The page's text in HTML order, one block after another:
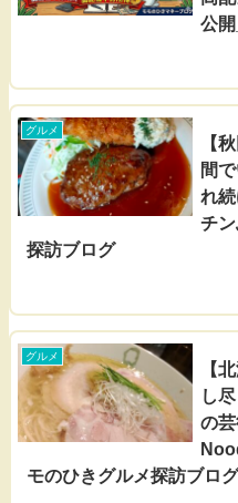
公
グルメ
【
間
れ
チ
探訪ブログ
グルメ
【
し
の
モのひきグルメ探訪ブロ